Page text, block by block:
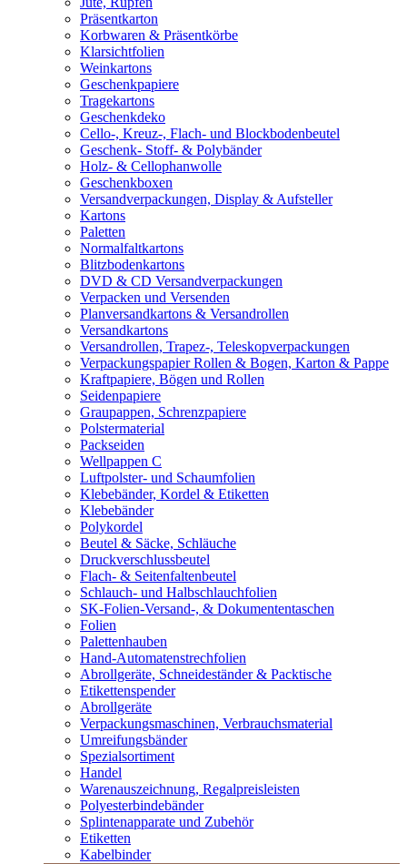
Präsentkarton
Korbwaren & Präsentkörbe
Klarsichtfolien
Weinkartons
Geschenkpapiere
Tragekartons
Geschenkdeko
Cello-, Kreuz-, Flach- und Blockbodenbeutel
Geschenk- Stoff- & Polybänder
Holz- & Cellophanwolle
Geschenkboxen
Versandverpackungen, Display & Aufsteller
Kartons
Paletten
Normalfaltkartons
Blitzbodenkartons
DVD & CD Versandverpackungen
Verpacken und Versenden
Planversandkartons & Versandrollen
Versandkartons
Versandrollen, Trapez-, Teleskopverpackungen
Verpackungspapier Rollen & Bogen, Karton & Pappe
Kraftpapiere, Bögen und Rollen
Seidenpapiere
Graupappen, Schrenzpapiere
Polstermaterial
Packseiden
Wellpappen C
Luftpolster- und Schaumfolien
Klebebänder, Kordel & Etiketten
Klebebänder
Polykordel
Beutel & Säcke, Schläuche
Druckverschlussbeutel
Flach- & Seitenfaltenbeutel
Schlauch- und Halbschlauchfolien
SK-Folien-Versand-, & Dokumententaschen
Folien
Palettenhauben
Hand-Automatenstrechfolien
Abrollgeräte, Schneideständer & Packtische
Etikettenspender
Abrollgeräte
Verpackungsmaschinen, Verbrauchsmaterial
Umreifungsbänder
Spezialsortiment
Handel
Warenauszeichnung, Regalpreisleisten
Polyesterbindebänder
Splintenapparate und Zubehör
Etiketten
Kabelbinder